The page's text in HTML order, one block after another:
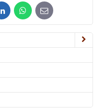
LinkedInWhatsApp
E-
mail